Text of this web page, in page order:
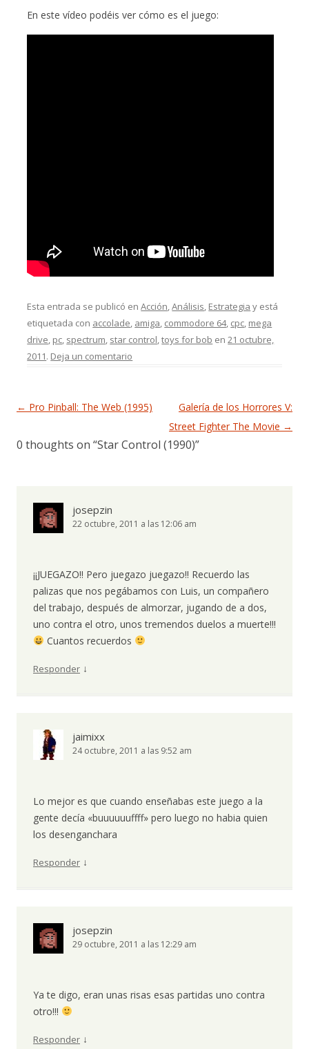
En este vídeo podéis ver cómo es el juego:
Esta entrada se publicó enAcción,Análisis, Estrategia y está
etiquetada con accolade, amiga, commodore 64, cpc, mega
drive, pc, spectrum, star control,toys for bob en21 octubre,
2011. Deja un comentario
Navegación de entradas
← Pro Pinball: The Web (1995)
Galería de los Horrores V:
Street Fighter The Movie →
0 thoughts on “Star Control (1990)”
josepzin
22 octubre, 2011 a las 12:06 am
¡¡JUEGAZO!! Pero juegazo juegazo!! Recuerdo las
palizas que nos pegábamos con Luis, un compañero
del trabajo, después de almorzar, jugando de a dos,
uno contra el otro, unos tremendos duelos a muerte!!!
Cuantos recuerdos
Responder ↓
jaimixx
24 octubre, 2011 a las 9:52 am
Lo mejor es que cuando enseñabas este juego a la
gente decía «buuuuuuffff» pero luego no habia quien
los desenganchara
Responder ↓
josepzin
29 octubre, 2011 a las 12:29 am
Ya te digo, eran unas risas esas partidas uno contra
otro!!!
Responder ↓